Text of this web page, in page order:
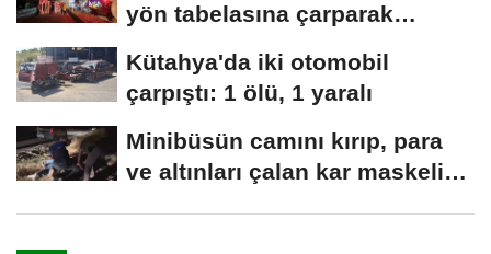
yön tabelasına çarparak
Kütahya'da iki otomobil
çarpıştı: 1 ölü, 1 yaralı
Minibüsün camını kırıp, para
ve altınları çalan kar maskeli